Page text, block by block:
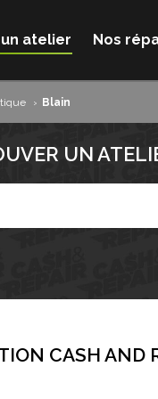
atelier Nos
› Blain
UN
CASH AND